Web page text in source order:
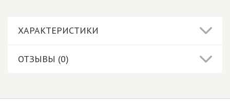
ХАРАКТЕРИСТИКИ
ОТЗЫВЫ (0)